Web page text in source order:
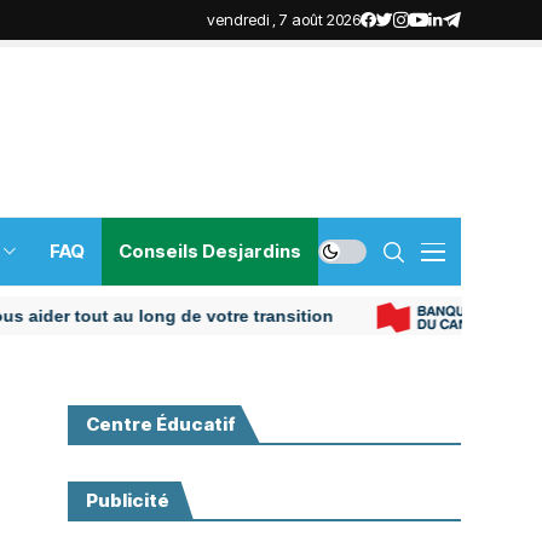
vendredi , 7 août 2026
FAQ Conseils Desjardins
tout au long de votre transition
Centre Éducatif
Publicité